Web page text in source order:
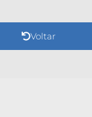
Voltar